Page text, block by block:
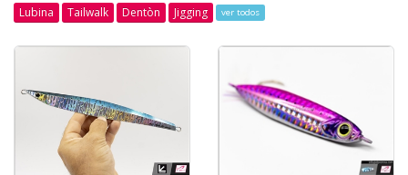
Lubina Tailwalk Dentòn Jigging ver todos